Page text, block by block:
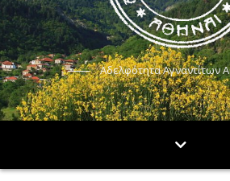
Αδελφότητα Αγναντίτων